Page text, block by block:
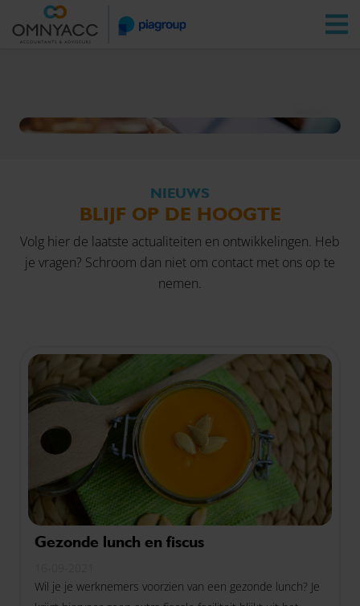
Vestigingen Zoeken
NIEUWS
BLIJF OP DE HOOGTE
Volg hier de laatste actualiteiten en ontwikkelingen. Heb
je vragen? Schroom dan niet om contact met ons op te
nemen.
Gezonde lunch en fiscus
Wil je je werknemers voorzien van een gezonde lunch? Je